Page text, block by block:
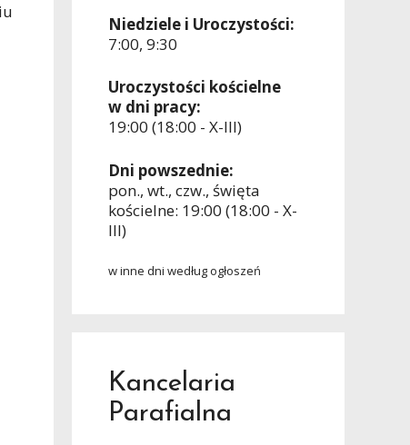
Niedziele i Uroczystości:
7:00, 9:30
Uroczystości kościelne
w dni pracy:
19:00 (18:00 - X-III)
Dni powszednie:
pon., wt., czw., święta
kościelne: 19:00 (18:00 - X-
III)
w inne dni według ogłoszeń
Kancelaria
Parafialna